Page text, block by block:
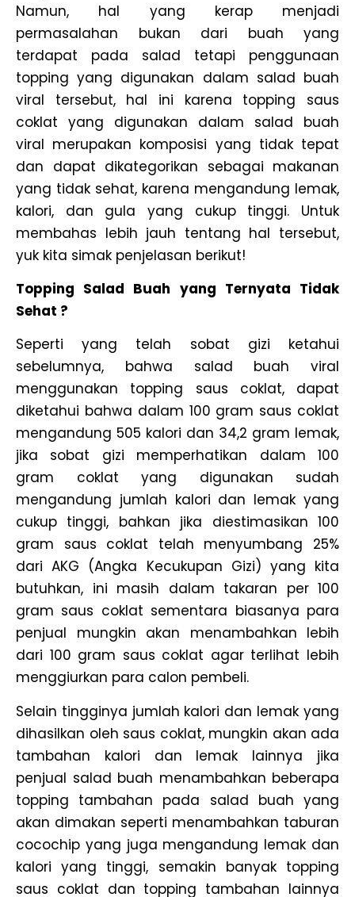
Namun, hal yang kerap menjadi
permasalahan bukan dari buah yang
terdapat pada salad tetapi penggunaan
topping yang digunakan dalam salad buah
viral tersebut, hal ini karena topping saus
coklat yang digunakan dalam salad buah
viral merupakan komposisi yang tidak tepat
dan dapat dikategorikan sebagai makanan
yang tidak sehat, karena mengandung lemak,
kalori, dan gula yang cukup tinggi. Untuk
membahas lebih jauh tentang hal tersebut,
yuk kita simak penjelasan berikut!
Topping Salad Buah yang Ternyata Tidak
Sehat ?
Seperti yang telah sobat gizi ketahui
sebelumnya, bahwa salad buah viral
menggunakan topping saus coklat, dapat
diketahui bahwa dalam 100 gram saus coklat
mengandung 505 kalori dan 34,2 gram lemak,
jika sobat gizi memperhatikan dalam 100
gram coklat yang digunakan sudah
mengandung jumlah kalori dan lemak yang
cukup tinggi, bahkan jika diestimasikan 100
gram saus coklat telah menyumbang 25%
dari AKG (Angka Kecukupan Gizi) yang kita
butuhkan, ini masih dalam takaran per 100
gram saus coklat sementara biasanya para
penjual mungkin akan menambahkan lebih
dari 100 gram saus coklat agar terlihat lebih
menggiurkan para calon pembeli.
Selain tingginya jumlah kalori dan lemak yang
dihasilkan oleh saus coklat, mungkin akan ada
tambahan kalori dan lemak lainnya jika
penjual salad buah menambahkan beberapa
topping tambahan pada salad buah yang
akan dimakan seperti menambahkan taburan
cocochip yang juga mengandung lemak dan
kalori yang tinggi, semakin banyak topping
saus coklat dan topping tambahan lainnya